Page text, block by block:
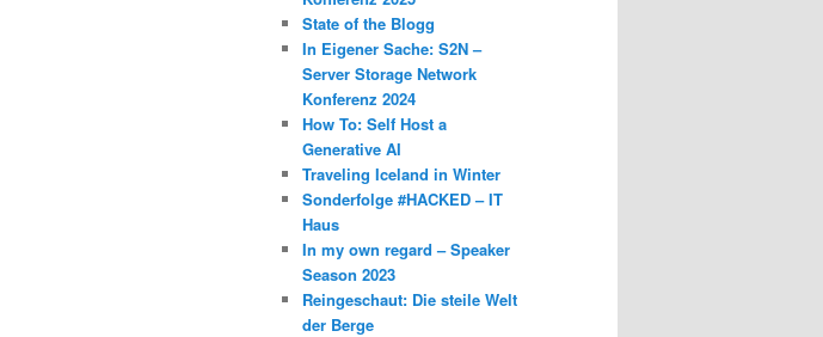
State of the Blogg
In Eigener Sache: S2N –
Server Storage Network
Konferenz 2024
How To: Self Host a
Generative AI
Traveling Iceland in Winter
Sonderfolge #HACKED – IT
Haus
In my own regard – Speaker
Season 2023
Reingeschaut: Die steile Welt
der Berge